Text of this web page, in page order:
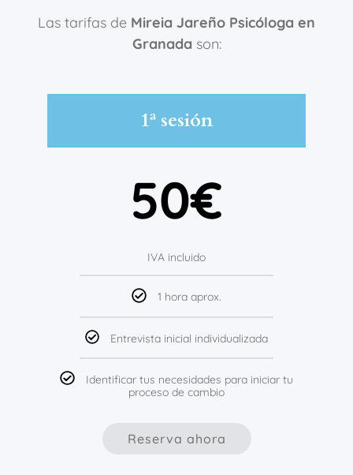
Las tarifas de Mireia Jareño Psicóloga en
Granada son:
1ª sesión
50€
IVA incluido
1 hora aprox.
Entrevista inicial individualizada
Identificar tus necesidades para iniciar tu
proceso de cambio
Reserva ahora